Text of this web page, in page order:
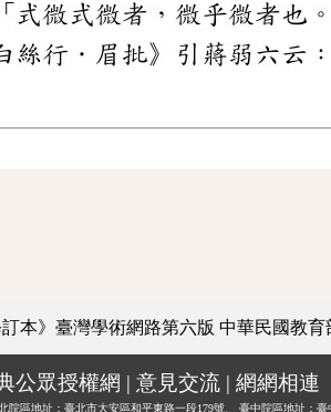
式微式微者，微乎微者也
絲行．眉批》引蔣弱六云
訂本》臺灣學術網路第六版 中華民國教育
公眾授權網 | 意見交流 | 網網相連
院區地址：臺北市大安區和平東路一段179號、 臺中院區地址：臺